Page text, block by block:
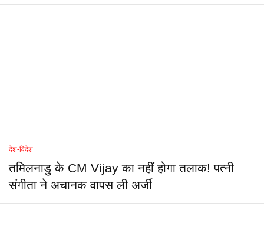
देश-विदेश
तमिलनाडु के CM Vijay का नहीं होगा तलाक! पत्नी
संगीता ने अचानक वापस ली अर्जी